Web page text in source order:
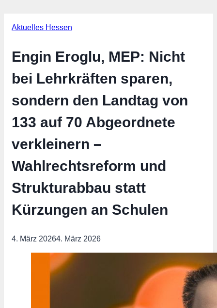
Aktuelles Hessen
Engin Eroglu, MEP: Nicht
bei Lehrkräften sparen,
sondern den Landtag von
133 auf 70 Abgeordnete
verkleinern –
Wahlrechtsreform und
Strukturabbau statt
Kürzungen an Schulen
4. März 20264. März 2026